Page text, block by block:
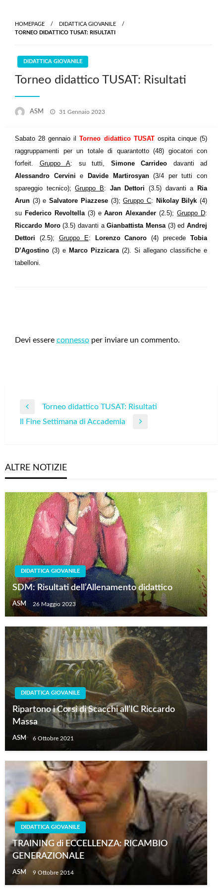
content
HOMEPAGE
DIDATTICA GIOVANILE
TORNEO DIDATTICO TUSAT: RISULTATI
DIDATTICA GIOVANILE
Torneo didattico TUSAT: Risultati
ASM
Posted
31 Gennaio 2023
Sabato 28 gennaio ilTorneo didattico TUSATospita cinque (5)
raggruppamenti per un totale di quarantotto (48) giocatori con
forfeit. Gruppo A: su tutti, Simone Carrideo davanti ad
Alessandro Cervini e Davide Martirosyan(3/4 per tutti con
spareggio tecnico);Gruppo B: Jan Dettori (3.5) davanti a Ria
Arun (3) eSalvatore Piazzese(3);Gruppo C: Nikolay Bilyk (4)
su Federico Revoltella(3) eAaron Alexander (2.5);Gruppo D:
Riccardo Moro(3.5) davanti aGianbattista Mensa(3) edAndrej
Dettori (2.5); Gruppo E: Lorenzo Canoro (4) precede Tobia
D’Agostino (3) e Marco Pizzicara(2). Si allegano classifiche e
tabelloni.
Devi essere connesso per inviare un commento.
Navigazione
articoli
Previous
Post
Torneo didattico TUSAT: Risultati
Next
Il Fine Settimana di Accademia
ALTRE NOTIZIE
DIDATTICA GIOVANILE
SDM: Risultati dell’Allenamento didattico
ASM 26 Maggio 2023
DIDATTICA GIOVANILE
Ripartono i Corsi di Scacchi all’IC Riccardo
Massa
ASM 6 Ottobre 2021
DIDATTICA GIOVANILE
TRAINING di ECCELLENZA: RICAMBIO
GENERAZIONALE
ASM 9 Ottobre 2014